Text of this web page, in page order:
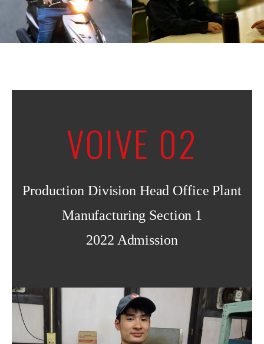
VOIVE 02
Production Division Head Office Plant
Manufacturing Section 1
2022 Admission